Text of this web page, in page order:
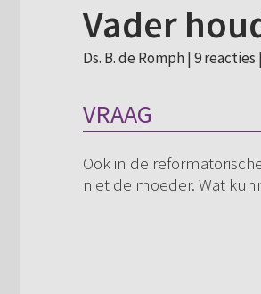
Vader
Ds. B. de Romph | 9 reacties
VRAAG
Ook in de
niet de moeder. Wat